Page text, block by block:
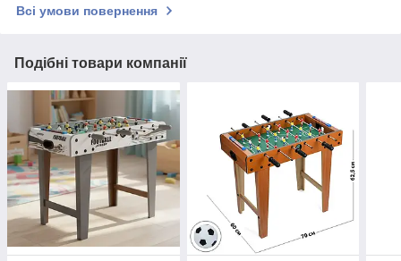
Всі умови повернення
Подібні товари компанії